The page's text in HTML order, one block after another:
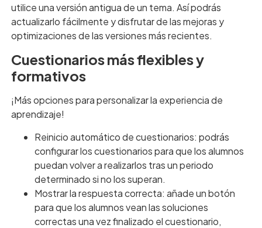
utilice una versión antigua de un tema. Así podrás
actualizarlo fácilmente y disfrutar de las mejoras y
optimizaciones de las versiones más recientes.
Cuestionarios más flexibles y
formativos
¡Más opciones para personalizar la experiencia de
aprendizaje!
Reinicio automático de cuestionarios: podrás
configurar los cuestionarios para que los alumnos
puedan volver a realizarlos tras un periodo
determinado si no los superan.
Mostrar la respuesta correcta: añade un botón
para que los alumnos vean las soluciones
correctas una vez finalizado el cuestionario,